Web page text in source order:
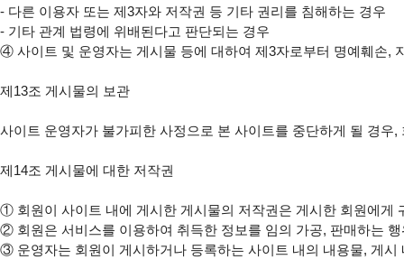
- 다른 이용자 또는 제3자와 저작권 등 기타 권리를 침해하는 경우
④ 사이트 및 운영자는 게시물 등에 대하여 제3자로부터 명예훼손,
제13조 게시물의 보관
사이트 운영자가 불가피한 사정으로 본 사이트를 중단하게 될 경
제14조 게시물에 대한 저작권
①
②
③ 운영자는 회원이 게시하거나 등록하는 사이트 내의 내용물, 게